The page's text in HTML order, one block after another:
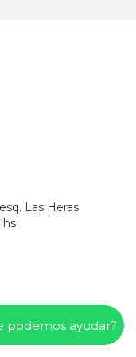
Las Heras
podemos ayudar?